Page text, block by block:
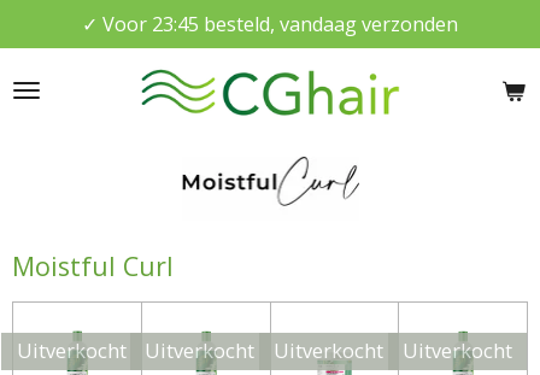
direct
naar
✓ Voor 23:45 besteld, vandaag verzonden
Moistful Curl
Uitverkocht Uitverkocht Uitverkocht Uitverkocht